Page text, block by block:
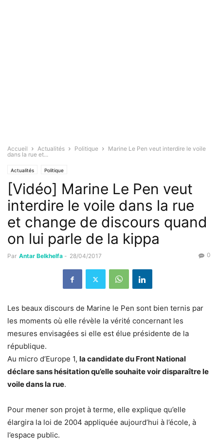
Accueil Actualités Politique
Marine Le Pen veut interdire le voile
dans la rue et...
Actualités Politique
[Vidéo] Marine Le Pen veut
interdire le voile dans la rue
et change de discours quand
on lui parle de la kippa
Par Antar Belkhelfa - 28/04/2017 0
Les beaux discours de Marine le Pen sont bien ternis par
les moments où elle révèle la vérité concernant les
mesures envisagées si elle est élue présidente de la
république.
Au micro d’Europe 1, la candidate du Front National
déclare sans hésitation qu’elle souhaite voir disparaître le
voile dans la rue.
Pour mener son projet à terme, elle explique qu’elle
élargira la loi de 2004 appliquée aujourd’hui à l’école, à
l’espace public.